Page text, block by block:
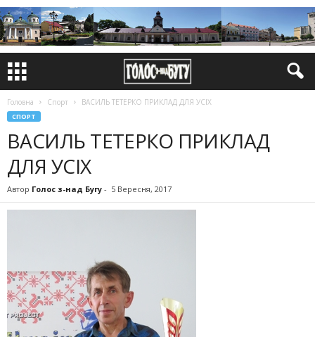
Головна Спорт ВАСИЛЬ ТЕТЕРКО ПРИКЛАД ДЛЯ УСІХ
СПОРТ
ВАСИЛЬ ТЕТЕРКО ПРИКЛАД
ДЛЯ УСІХ
Автор Голос з-над Бугу - 5 Вересня, 2017